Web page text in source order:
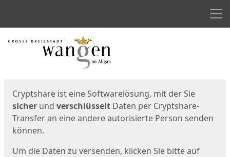
Start
Cryptshare ist eine Softwarelösung, mit der Sie
sicher und verschlüsselt Daten per Cryptshare-
Transfer an eine andere autorisierte Person senden
können.
Um die Daten zu versenden, klicken Sie bitte auf